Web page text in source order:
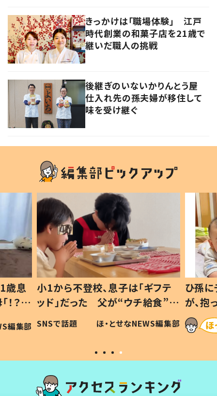
きっかけは「職場体験」 江戸
時代創業の和菓子店を21歳で
継いだ職人の挑戦
後継ぎのいないかりんとう屋
仕入れ先の孫夫婦が移住して
味を受け継ぐ
歳息
？」
編集部
小1から不登校、息子は「ギフテ
ッド」だった 父が“ウチ給食”を
作り続ける理由とは #令和の親
#令和の子
SNSで話題 ほ・とせなNEWS編集部
ひ孫
が、
「涙が
い」